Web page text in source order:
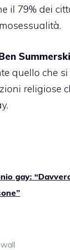
il 79% dei
quello che
religiose
gay: